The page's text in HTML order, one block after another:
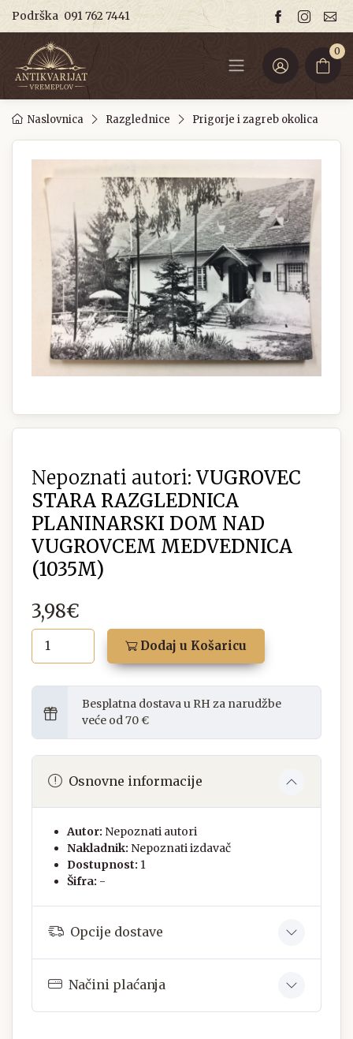
Podrška 091 762 7441
0
Naslovnica Razglednice Prigorje i zagreb okolica
Nepoznati autori: VUGROVEC
STARA RAZGLEDNICA
PLANINARSKI DOM NAD
VUGROVCEM MEDVEDNICA
(1035M)
3,98€
Dodaj u Košaricu
Besplatna dostava u RH za narudžbe
veće od 70 €
Osnovne informacije
Autor: Nepoznati autori
Nakladnik: Nepoznati izdavač
Dostupnost: 1
Šifra: -
Opcije dostave
Načini plaćanja